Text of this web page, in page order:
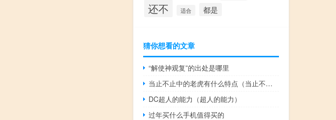
还不 适合 都是
猜你想看的文章
“解使神观复”的出处是哪里
当止不止中的老虎有什么特点（当止不止）
DC超人的能力（超人的能力）
过年买什么手机值得买的